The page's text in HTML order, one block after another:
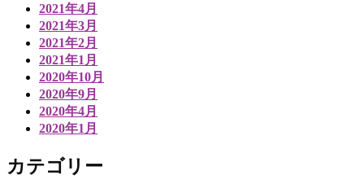
2021年4月
2021年3月
2021年2月
2021年1月
2020年10月
2020年9月
2020年4月
2020年1月
カテゴリー